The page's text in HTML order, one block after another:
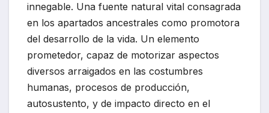
innegable. Una fuente natural vital consagrada
en los apartados ancestrales como promotora
del desarrollo de la vida. Un elemento
prometedor, capaz de motorizar aspectos
diversos arraigados en las costumbres
humanas, procesos de producción,
autosustento, y de impacto directo en el